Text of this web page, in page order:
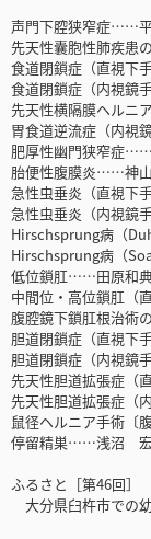
声門下腔狭窄症……
先天性囊胞性肺疾患
食道閉鎖症（直視
食道閉鎖症（内視
先天性横隔膜ヘル
胃食道逆流症（内
肥厚性幽門狭窄症
胎便性腹膜炎……神
急性虫垂炎（直視
急性虫垂炎（内視
Hirschsprung病（
Hirschsprung病（
低位鎖肛……田原和
中間位・高位鎖肛
腹腔鏡下鎖肛根治
胆道閉鎖症（直視
胆道閉鎖症（内視
先天性胆道拡張症（
先天性胆道拡張症
鼠径ヘルニア手術〔
停留精巣……浅沼
ふるさと［第46回］
大分県臼杵市での